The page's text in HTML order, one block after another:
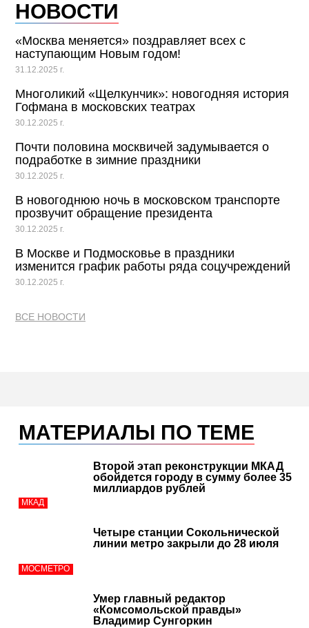
НОВОСТИ
«Москва меняется» поздравляет всех с
наступающим Новым годом!
31.12.2025 г.
Многоликий «Щелкунчик»: новогодняя история
Гофмана в московских театрах
30.12.2025 г.
Почти половина москвичей задумывается о
подработке в зимние праздники
30.12.2025 г.
В новогоднюю ночь в московском транспорте
прозвучит обращение президента
30.12.2025 г.
В Москве и Подмосковье в праздники
изменится график работы ряда соцучреждений
30.12.2025 г.
ВСЕ НОВОСТИ
МАТЕРИАЛЫ ПО ТЕМЕ
МКАД
Второй этап реконструкции МКАД
обойдется городу в сумму более 35
миллиардов рублей
МОСМЕТРО
Четыре станции Сокольнической
линии метро закрыли до 28 июля
Умер главный редактор
«Комсомольской правды»
Владимир Сунгоркин